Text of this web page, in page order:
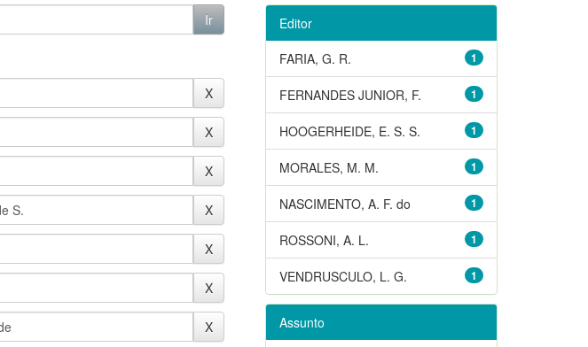
Editor
1
FARIA, G. R.
1
FERNANDES JUNIOR, F.
1
HOOGERHEIDE, E. S. S.
1
MORALES, M. M.
1
NASCIMENTO, A. F. do
1
ROSSONI, A. L.
1
VENDRUSCULO, L. G.
Assunto